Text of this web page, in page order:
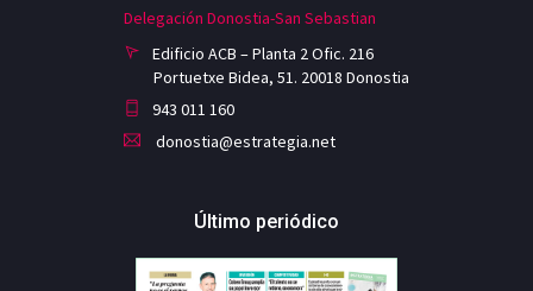
Delegación Donostia-San Sebastian
Edificio ACB – Planta 2 Ofic. 216
Portuetxe Bidea, 51. 20018 Donostia
943 011 160
donostia@estrategia.net
Último periódico